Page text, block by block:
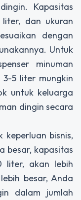
. Kapasitas
dan ukuran
dengan
Untuk
minuman
5 liter mungkin
untuk keluarga
dingin secara
keperluan bisnis,
besar, kapasitas
liter, akan lebih
besar, Anda
dalam jumlah